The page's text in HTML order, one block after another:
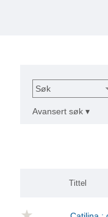
Søk
Avansert søk ▾
Tittel